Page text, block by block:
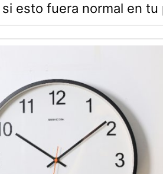
esto fuera normal en tu